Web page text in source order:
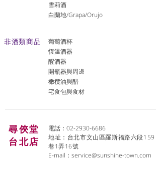
雪莉酒
白蘭地/Grapa/Orujo
非酒類商品
葡萄酒杯
恆溫酒器
醒酒器
開瓶器與周邊
橄欖油與醋
宅食包與食材
尋俠堂
台北店
電話：02-2930-6686
地址：台北市文山區羅斯福路六段159
巷1弄16號
E-mail： service@sunshine-town.com